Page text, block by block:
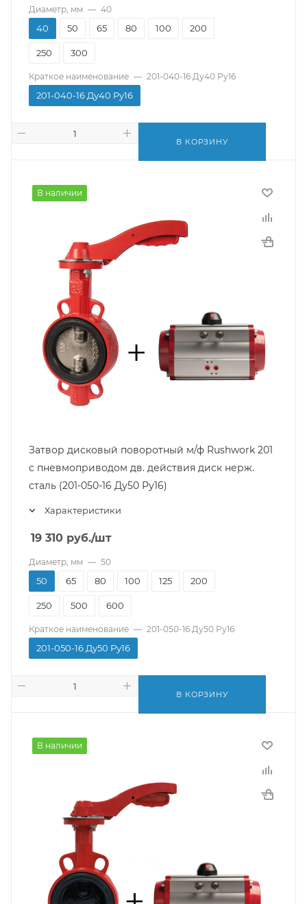
Диаметр, мм — 40
40 50 65 80 100 200
250 300
Краткое наименование — 201-040-16 Ду40 Ру16
201-040-16 Ду40 Ру16
В КОРЗИНУ
В наличии
Затвор дисковый поворотный м/ф Rushwork 201
с пневмоприводом дв. действия диск нерж.
сталь (201-050-16 Ду50 Ру16)
Характеристики
19 310 руб./шт
Диаметр, мм — 50
50 65 80 100 125 200
250 500 600
Краткое наименование — 201-050-16 Ду50 Ру16
201-050-16 Ду50 Ру16
В КОРЗИНУ
В наличии